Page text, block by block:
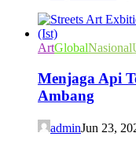
ArtGlobalNasional
Menjaga Api
Ambang
adminJun 23,